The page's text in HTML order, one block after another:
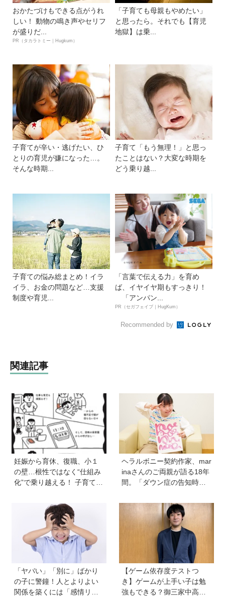
おかたづけもできる点がうれ
しい！ 動物の鳴き声やセリフ
が盛りだ...
PR（タカラトミー｜Hugkum）
「子育ても母親もやめたい」
と思ったら。それでも【育児
地獄】は乗...
子育てが辛い・逃げたい、ひ
とりの育児が嫌になった…。
そんな時期...
子育て「もう無理！」と思っ
たことはない？大変な時期を
どう乗り越...
子育ての悩み総まとめ！イラ
イラ、お金の問題など…支援
制度や育児...
「言葉で伝える力」を育め
ば、イヤイヤ期もすっきり！
「アンパン...
PR（セガフェイブ｜HugKum）
Recommended by
関連記事
妊娠から育休、復職、小１
の壁…根性ではなく“仕組み
化”で乗り越える！ 子育ても
知っておきたいサバイバル
ヘラルボニー契約作家、mar
inaさんのご両親が語る18年
間。「ダウン症の告知時は
も前に進めた理由は…？ 古
代・宇宙文字のような《mar
ina-moji》が人気！
「ヤバい」「別に」ばかり
の子に警鐘！人とよりよい
関係を築くには「感情リテ
【ゲーム依存度テストつ
き】ゲームが上手い子は勉
強もできる？御三家中高卒